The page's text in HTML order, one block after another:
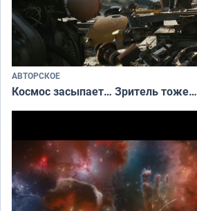
АВТОРСКОЕ
Космос засыпает… Зритель тоже…